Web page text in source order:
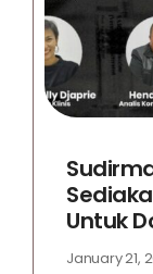
Untuk
January 21,